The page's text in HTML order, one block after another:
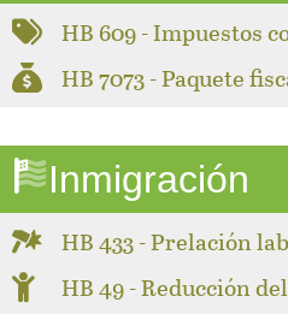
HB 609 - Impuestos
HB 7073 - Paquete
Inmigración
HB 433 - Prelación
HB 49 - Reducción